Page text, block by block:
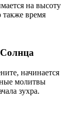
на высоту
также время
начинается
молитвы
зухра.